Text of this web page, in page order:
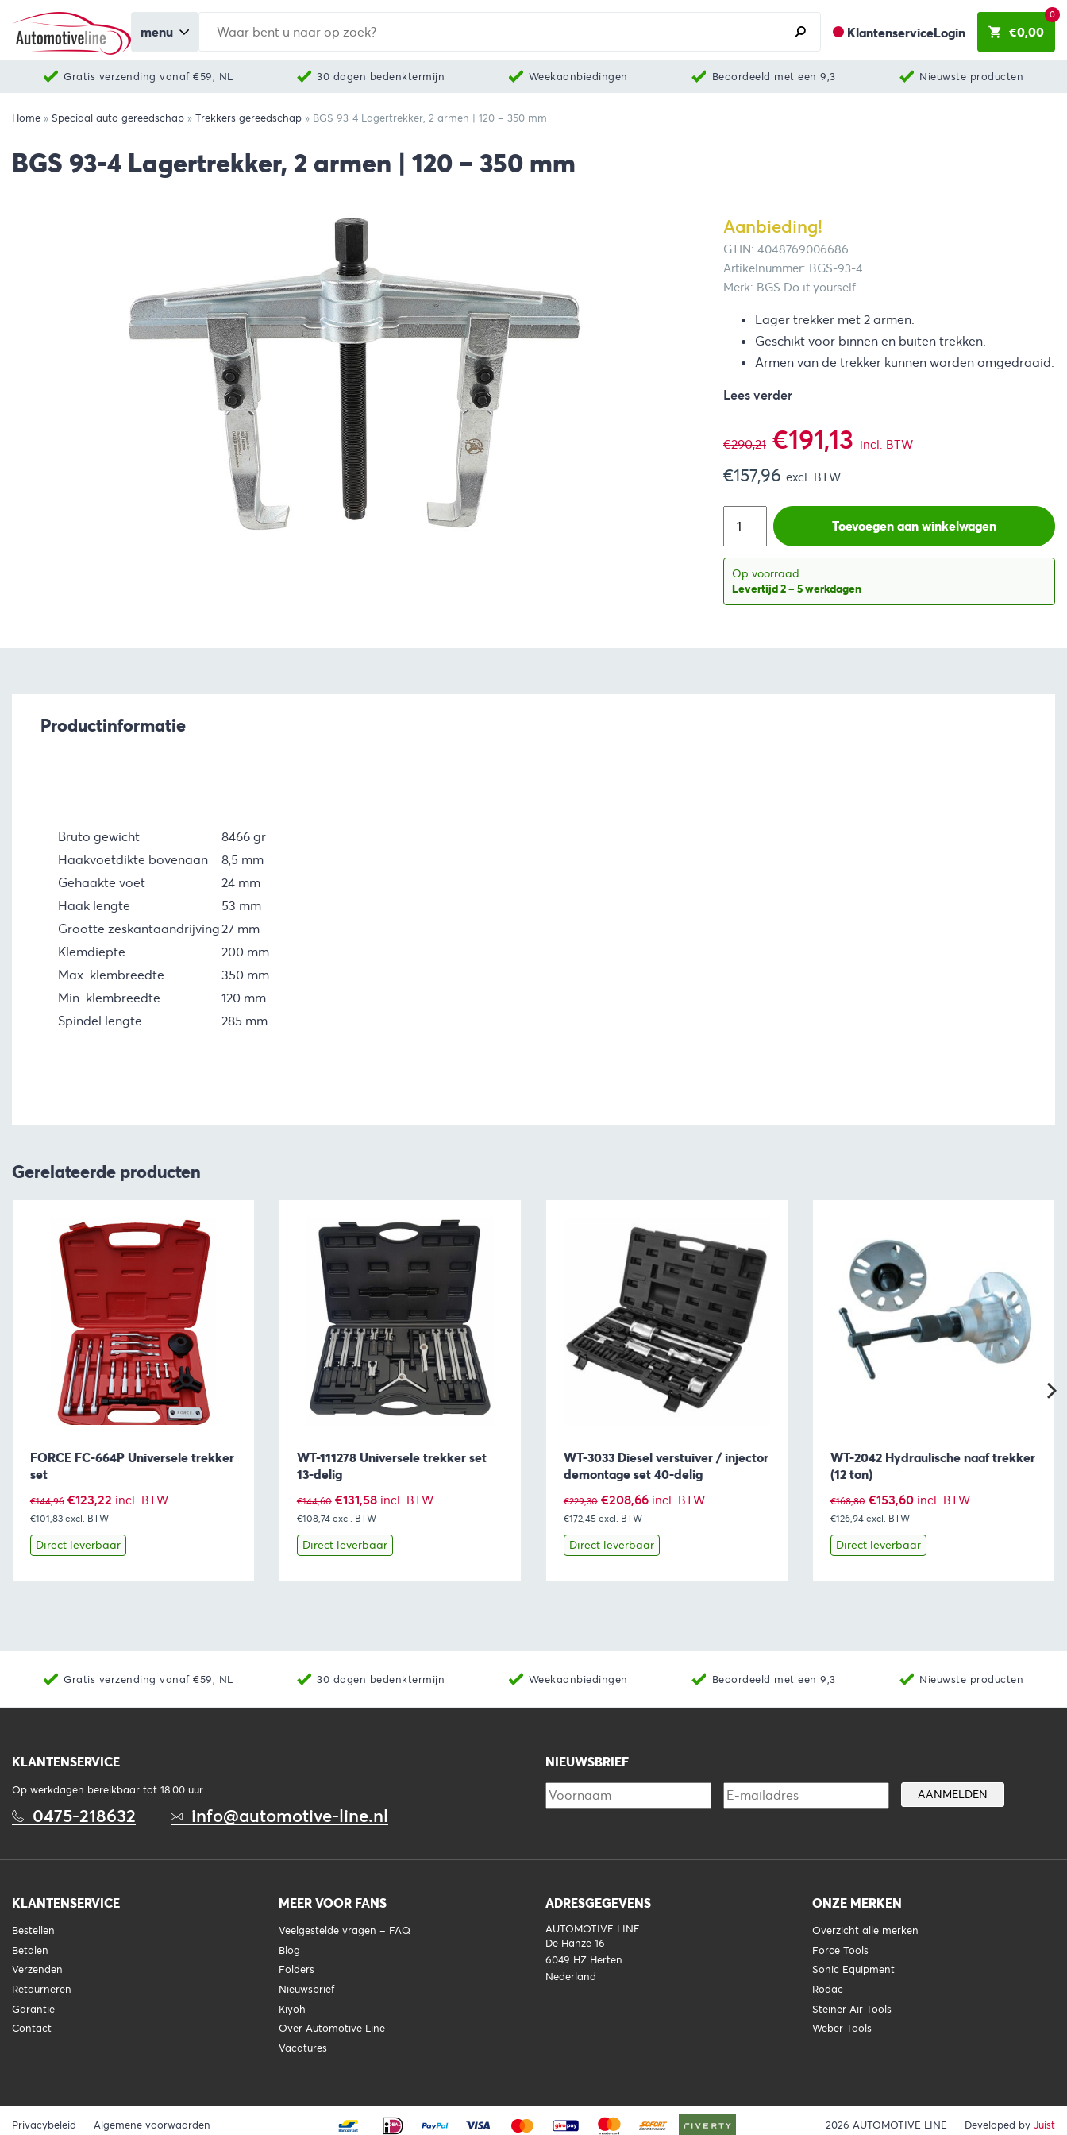
menu KlantenserviceLogin €0,00
0
Gratis verzending vanaf €59, NL 30 dagen bedenktermijn Weekaanbiedingen Beoordeeld met een 9,3 Nieuwste producten
Home » Speciaal auto gereedschap » Trekkers gereedschap » BGS 93-4 Lagertrekker, 2 armen | 120 – 350 mm
BGS 93-4 Lagertrekker, 2 armen | 120 – 350 mm
Aanbieding!
GTIN: 4048769006686
Artikelnummer: BGS-93-4
Merk: BGS Do it yourself
Lager trekker met 2 armen.
Geschikt voor binnen en buiten trekken.
Armen van de trekker kunnen worden omgedraaid.
Lees verder
€290,21 Oorspronkelijke
prijs
was:
€290,21.
€191,13 Huidige
is:
incl. BTW
€157,96 excl. BTW
Toevoegen aan winkelwagen
Op voorraad
Levertijd 2 – 5 werkdagen
Productinformatie
Bruto gewicht
8466 gr
Haakvoetdikte bovenaan
8,5 mm
Gehaakte voet
24 mm
Haak lengte
53 mm
Grootte zeskantaandrijving27 mm
Klemdiepte
200 mm
Max. klembreedte
350 mm
Min. klembreedte
120 mm
Spindel lengte
285 mm
Gerelateerde producten
FORCE FC-664P Universele trekker
set
€144,96 Oorspronkelijke
prijs
was:
€123,22Huidige
is:
incl. BTW
€101,83 excl. BTW
Direct leverbaar
WT-111278 Universele trekker set
13-delig
€144,60 Oorspronkelijke
prijs
was:
€131,58Huidige
prijs
is:
incl. BTW
€108,74 excl. BTW
Direct leverbaar
WT-3033 Diesel verstuiver / injector
demontage set 40-delig
€229,30 Oorspronkelijke
prijs
was:
€208,66Huidige
is:
incl. BTW
€172,45 excl. BTW
Direct leverbaar
WT-2042 Hydraulische naaf trekker
(12 ton)
€168,80 Oorspronkelijke
prijs
was:
€153,60Huidige
is:
incl. BTW
€126,94 excl. BTW
Direct leverbaar
Gratis verzending vanaf €59, NL 30 dagen bedenktermijn Weekaanbiedingen Beoordeeld met een 9,3 Nieuwste producten
KLANTENSERVICE
Op werkdagen bereikbaar tot 18.00 uur
0475-218632 info@automotive-line.nl
NIEUWSBRIEF
KLANTENSERVICE
Bestellen
Betalen
Verzenden
Retourneren
Garantie
Contact
MEER VOOR FANS
Veelgestelde vragen – FAQ
Blog
Folders
Nieuwsbrief
Kiyoh
Over Automotive Line
Vacatures
ADRESGEGEVENS
AUTOMOTIVE LINE
De Hanze 16
6049 HZ Herten
Nederland
ONZE MERKEN
Overzicht alle merken
Force Tools
Sonic Equipment
Rodac
Steiner Air Tools
Weber Tools
Privacybeleid Algemene voorwaarden 2026 AUTOMOTIVE LINE Developed by Juist